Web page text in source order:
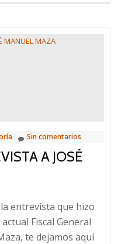
Sin comentarios
A JOSÉ
entrevista que hizo
Fiscal General
te dejamos aquí